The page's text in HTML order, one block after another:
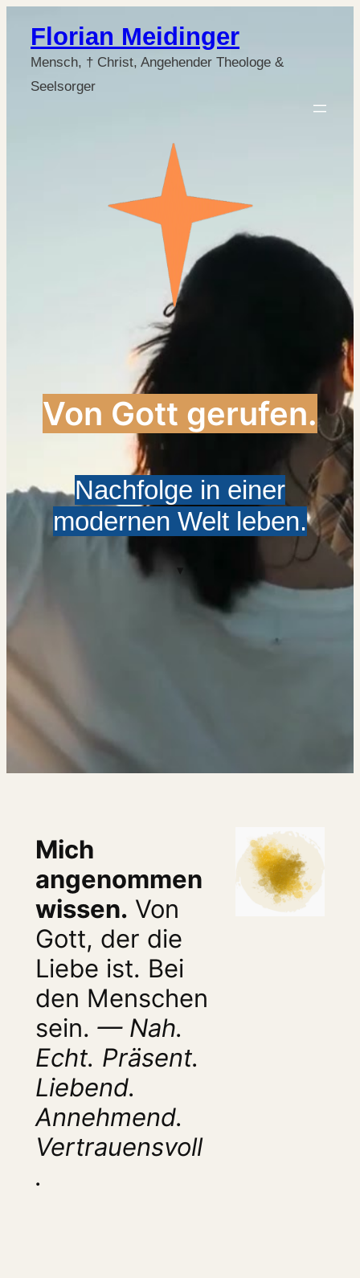
Florian Meidinger
Mensch, † Christ, Angehender Theologe &
Seelsorger
Von Gott gerufen.
Nachfolge in einer
modernen Welt leben.
▾
Mich
angenommen
wissen. Von
Gott, der die
Liebe ist. Bei
den Menschen
sein. — Nah.
Echt. Präsent.
Liebend.
Annehmend.
Vertrauensvoll
.